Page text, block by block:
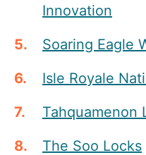
Innovation
Soaring Eagle
Isle Royale
Tahquamenon
The Soo Locks